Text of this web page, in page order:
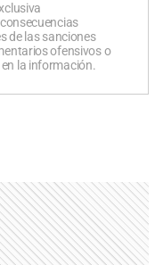
de las sanciones
ofensivos o
la información.